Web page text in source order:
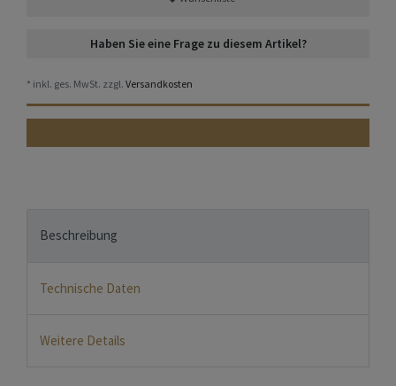
Haben Sie eine Frage zu diesem Artikel?
* inkl. ges. MwSt. zzgl. Versandkosten
Beschreibung
Technische Daten
Weitere Details